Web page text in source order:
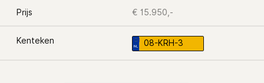
Prijs € 15.950,-
Kenteken 08-KRH-3